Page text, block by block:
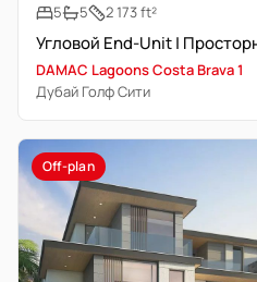
5
5 2 173 ft²
DAMAC Lagoons Costa Brava 1
Дубай Голф Сити
Off-plan